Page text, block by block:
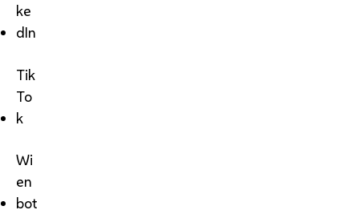
ke
dIn
Tik
To
k
Wi
en
bot